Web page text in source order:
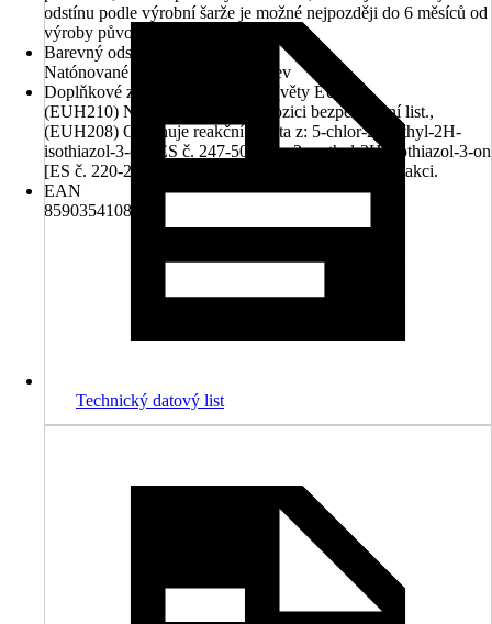
odstínu podle výrobní šarže je možné nejpozději do 6 měsíců od
výroby původní šarže.
Barevný odstín
Natónované v centru míchání barev
Doplňkové znaky nebezpečnosti (věty EUH)
(EUH210) Na vyžádání je k dispozici bezpečnostní list.,
(EUH208) Obsahuje reakční hmota z: 5-chlor-2-methyl-2H-
isothiazol-3-on [ES č. 247-500-7] a 2-methyl-2H-isothiazol-3-on
[ES č. 220-239-6] (3:1). Může vyvolat alergickou reakci.
EAN
8590354108443
Technický datový list